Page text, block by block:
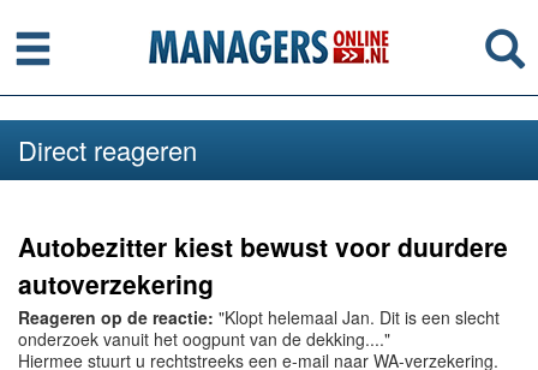
Menu
Direct reageren
Autobezitter kiest bewust voor duurdere
autoverzekering
Reageren op de reactie: "Klopt helemaal Jan. Dit is een slecht
onderzoek vanuit het oogpunt van de dekking...."
Hiermee stuurt u rechtstreeks een e-mail naar WA-verzekering.